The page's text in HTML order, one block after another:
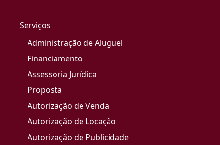
Serviços
Administração de Aluguel
Financiamento
Assessoria Jurídica
Proposta
Autorização de Venda
Autorização de Locação
Autorização de Publicidade